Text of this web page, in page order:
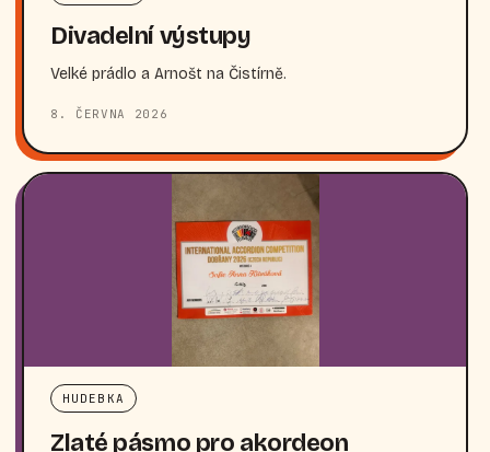
Divadelní výstupy
Velké prádlo a Arnošt na Čistírně.
8. ČERVNA 2026
HUDEBKA
Zlaté pásmo pro akordeon